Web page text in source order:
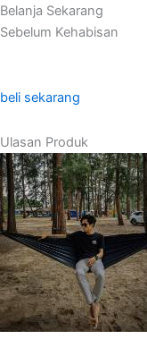
Belanja Sekarang
Sebelum Kehabisan
beli sekarang
Ulasan Produk